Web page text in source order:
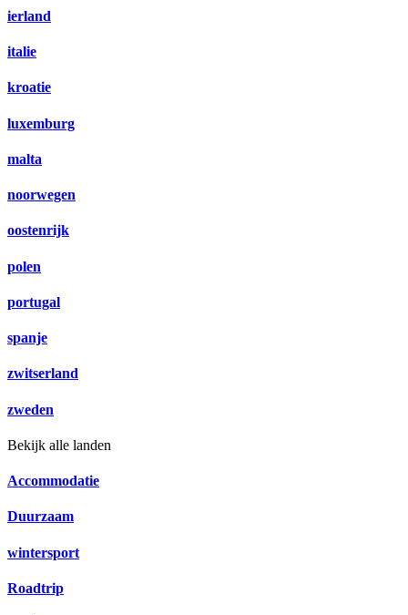
ierland
italie
kroatie
luxemburg
malta
noorwegen
oostenrijk
polen
portugal
spanje
zwitserland
zweden
Bekijk alle landen
Accommodatie
Duurzaam
wintersport
Roadtrip